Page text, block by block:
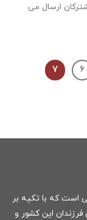
ارسال می
۶ ۷
است که با تکیه بر
این کشور و